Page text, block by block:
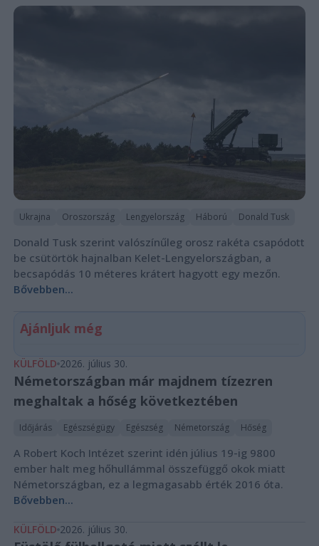
Ukrajna Oroszország Lengyelország Háború Donald Tusk
Donald Tusk szerint valószínűleg orosz rakéta csapódott
be csütörtök hajnalban Kelet-Lengyelországban, a
becsapódás 10 méteres krátert hagyott egy mezőn.
Bővebben...
Ajánljuk még
KÜLFÖLD 2026. július 30.
Németországban már majdnem tízezren
meghaltak a hőség következtében
Időjárás Egészségügy Egészség Németország Hőség
A Robert Koch Intézet szerint idén július 19-ig 9800
ember halt meg hőhullámmal összefüggő okok miatt
Németországban, ez a legmagasabb érték 2016 óta.
Bővebben...
KÜLFÖLD 2026. július 30.